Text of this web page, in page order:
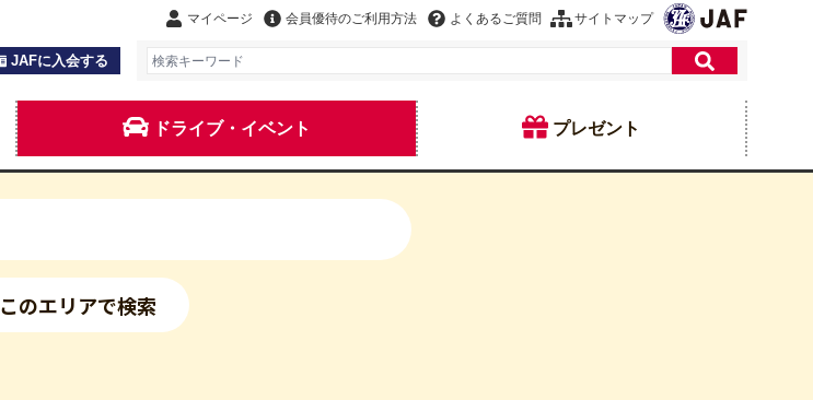
マイページ 会員優待のご利用方法 よくあるご質問 サイトマップ
JAFに入会する
ドライブ・イベント プレゼント
このエリアで検索